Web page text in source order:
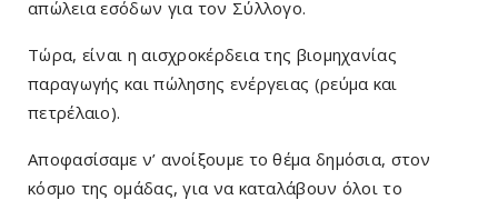
απώλεια εσόδων για τον Σύλλογο.
Τώρα, είναι η αισχροκέρδεια της βιομηχανίας
παραγωγής και πώλησης ενέργειας (ρεύμα και
πετρέλαιο).
Αποφασίσαμε ν’ ανοίξουμε το θέμα δημόσια, στον
κόσμο της ομάδας, για να καταλάβουν όλοι το